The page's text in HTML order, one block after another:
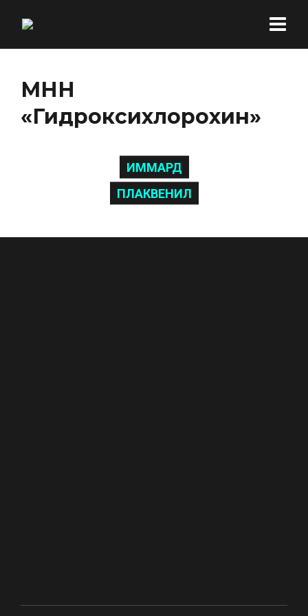
МНН
«Гидроксихлорохин»
ИММАРД
ПЛАКВЕНИЛ